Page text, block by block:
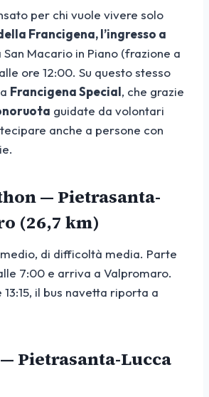
per chi vuole vivere solo
Francigena, l’ingresso a
San Macario in Piano (frazione a
ore 12:00. Su questo stesso
Francigena Special, che grazie
guidate da volontari
anche a persone con
— Pietrasanta-
(26,7 km)
di difficoltà media. Parte
7:00 e arriva a Valpromaro.
il bus navetta riporta a
Pietrasanta-Lucca